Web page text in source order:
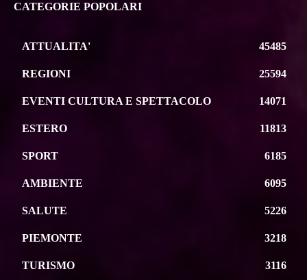
CATEGORIE POPOLARI
ATTUALITA' 45485
REGIONI 25594
EVENTI CULTURA E SPETTACOLO 14071
ESTERO 11813
SPORT 6185
AMBIENTE 6095
SALUTE 5226
PIEMONTE 3218
TURISMO 3116